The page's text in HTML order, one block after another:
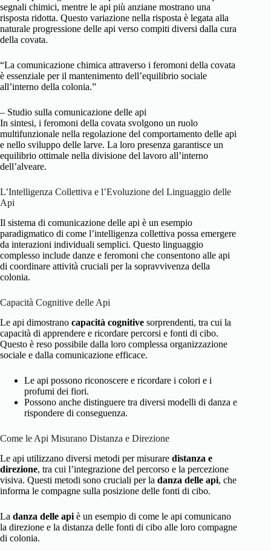
segnali chimici, mentre le api più anziane mostrano una
risposta ridotta. Questo variazione nella risposta è legata alla
naturale progressione delle api verso compiti diversi dalla cura
della covata.
“La comunicazione chimica attraverso i feromoni della covata
è essenziale per il mantenimento dell’equilibrio sociale
all’interno della colonia.”
– Studio sulla comunicazione delle api
In sintesi, i feromoni della covata svolgono un ruolo
multifunzionale nella regolazione del comportamento delle api
e nello sviluppo delle larve. La loro presenza garantisce un
equilibrio ottimale nella divisione del lavoro all’interno
dell’alveare.
L’Intelligenza Collettiva e l’Evoluzione del Linguaggio delle
Api
Il sistema di comunicazione delle api è un esempio
paradigmatico di come l’intelligenza collettiva possa emergere
da interazioni individuali semplici. Questo linguaggio
complesso include danze e feromoni che consentono alle api
di coordinare attività cruciali per la sopravvivenza della
colonia.
Capacità Cognitive delle Api
Le api dimostrano capacità cognitive sorprendenti, tra cui la
capacità di apprendere e ricordare percorsi e fonti di cibo.
Questo è reso possibile dalla loro complessa organizzazione
sociale e dalla comunicazione efficace.
Le api possono riconoscere e ricordare i colori e i
profumi dei fiori.
Possono anche distinguere tra diversi modelli di danza e
rispondere di conseguenza.
Come le Api Misurano Distanza e Direzione
Le api utilizzano diversi metodi per misurare distanza e
direzione, tra cui l’integrazione del percorso e la percezione
visiva. Questi metodi sono cruciali per la danza delle api, che
informa le compagne sulla posizione delle fonti di cibo.
La danza delle api è un esempio di come le api comunicano
la direzione e la distanza delle fonti di cibo alle loro compagne
di colonia.